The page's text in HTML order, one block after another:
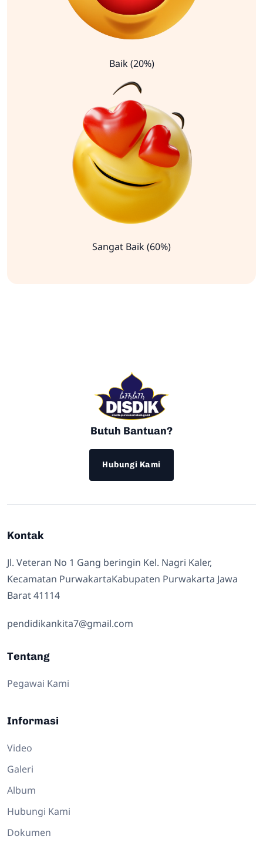
Baik (20%)
Sangat Baik (60%)
Butuh Bantuan?
Hubungi Kami
Kontak
Jl. Veteran No 1 Gang beringin Kel. Nagri Kaler,
Kecamatan PurwakartaKabupaten Purwakarta Jawa
Barat 41114
pendidikankita7@gmail.com
Tentang
Pegawai Kami
Informasi
Video
Galeri
Album
Hubungi Kami
Dokumen